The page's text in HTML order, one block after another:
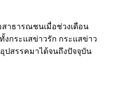
าธารณชนเมื่อช่วงเดือน
งกระแสข่าวรัก กระแสข่าว
ปสรรคมาได้จนถึงปัจจุบัน